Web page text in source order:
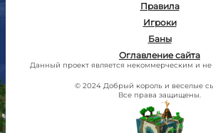
Данный проект является некоммерческим и не
© 2024 Добрый король и веселые
Все права защищены.
Правила
Игроки
Баны
Оглавление сайта